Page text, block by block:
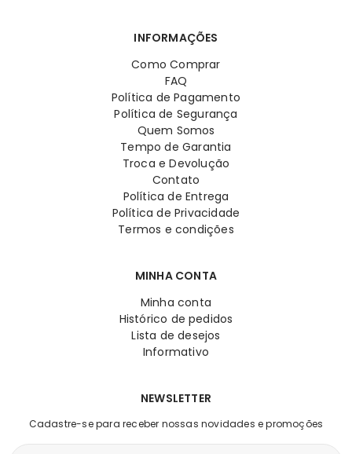
INFORMAÇÕES
Como Comprar
FAQ
Política de Pagamento
Política de Segurança
Quem Somos
Tempo de Garantia
Troca e Devolução
Contato
Política de Entrega
Política de Privacidade
Termos e condições
MINHA CONTA
Minha conta
Histórico de pedidos
Lista de desejos
Informativo
NEWSLETTER
Cadastre-se para receber nossas novidades e promoções